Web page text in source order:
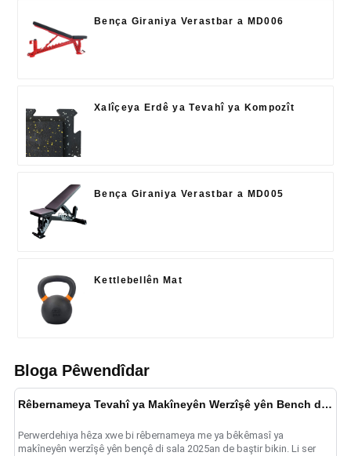
Bença Giraniya Verastbar a MD006
Xalîçeya Erdê ya Tevahî ya Kompozît
Bença Giraniya Verastbar a MD005
Kettlebellên Mat
Bloga Pêwendîdar
Rêbernameya Tevahî ya Makîneyên Werzîşê yên Bench di 2025-an de
Perwerdehiya hêza xwe bi rêbernameya me ya bêkêmasî ya
makîneyên werzîşê yên bençê di sala 2025an de baştir bikin. Li ser